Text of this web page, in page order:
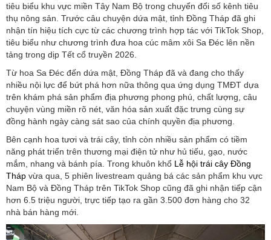
tiêu biểu khu vực miền Tây Nam Bộ trong chuyển đổi số kênh tiêu
thụ nông sản. Trước câu chuyện dứa mật, tỉnh Đồng Tháp đã ghi
nhận tín hiệu tích cực từ các chương trình hợp tác với TikTok Shop,
tiêu biểu như chương trình đưa hoa cúc mâm xôi Sa Đéc lên nền
tảng trong dịp Tết cổ truyền 2026.
Từ hoa Sa Đéc đến dứa mật, Đồng Tháp đã và đang cho thấy
nhiều nội lực để bứt phá hơn nữa thông qua ứng dụng TMĐT dựa
trên khám phá sản phẩm địa phương phong phú, chất lượng, câu
chuyện vùng miền rõ nét, văn hóa sản xuất đặc trưng cùng sự
đồng hành ngày càng sát sao của chính quyền địa phương.
Bên cạnh hoa tươi và trái cây, tỉnh còn nhiều sản phẩm có tiềm
năng phát triển trên thương mại điện tử như hủ tiếu, gạo, nước
mắm, nhang và bánh pía. Trong khuôn khổ Lễ hội trái cây Đồng
Tháp vừa qua, 5 phiên livestream quảng bá các sản phẩm khu vực
Nam Bộ và Đồng Tháp trên TikTok Shop cũng đã ghi nhận tiếp cận
hơn 6.5 triệu người, trực tiếp tạo ra gần 3.500 đơn hàng cho 32
nhà bán hàng mới.